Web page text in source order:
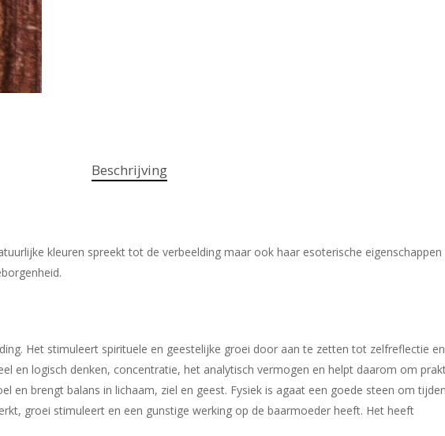
Beschrijving
kleuren spreekt tot de verbeelding maar ook haar esoterische
Het stimuleert spirituele en geestelijke groei door aan te zetten tot zelfreflectie
en logisch denken, concentratie, het analytisch vermogen en helpt daarom om
en brengt balans in lichaam, ziel en geest. Fysiek is agaat een goede steen om
groei stimuleert en een gunstige werking op de baarmoeder heeft. Het heeft